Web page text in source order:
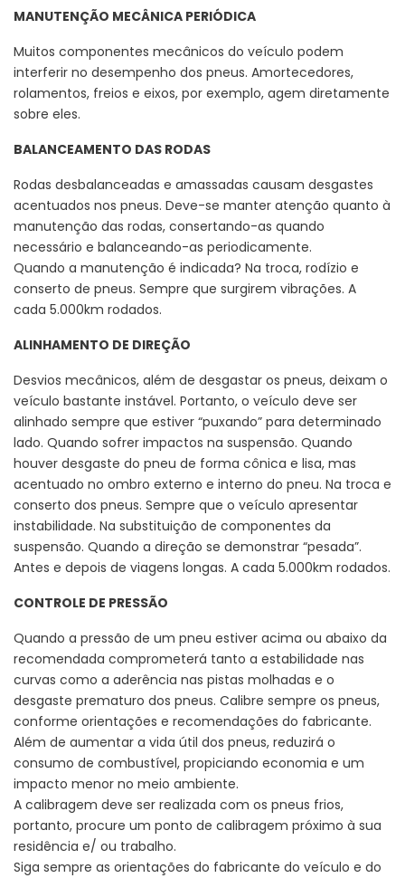
MANUTENÇÃO MECÂNICA PERIÓDICA
Muitos componentes mecânicos do veículo podem
interferir no desempenho dos pneus. Amortecedores,
rolamentos, freios e eixos, por exemplo, agem diretamente
sobre eles.
BALANCEAMENTO DAS RODAS
Rodas desbalanceadas e amassadas causam desgastes
acentuados nos pneus. Deve-se manter atenção quanto à
manutenção das rodas, consertando-as quando
necessário e balanceando-as periodicamente.
Quando a manutenção é indicada? Na troca, rodízio e
conserto de pneus. Sempre que surgirem vibrações. A
cada 5.000km rodados.
ALINHAMENTO DE DIREÇÃO
Desvios mecânicos, além de desgastar os pneus, deixam o
veículo bastante instável. Portanto, o veículo deve ser
alinhado sempre que estiver “puxando” para determinado
lado. Quando sofrer impactos na suspensão. Quando
houver desgaste do pneu de forma cônica e lisa, mas
acentuado no ombro externo e interno do pneu. Na troca e
conserto dos pneus. Sempre que o veículo apresentar
instabilidade. Na substituição de componentes da
suspensão. Quando a direção se demonstrar “pesada”.
Antes e depois de viagens longas. A cada 5.000km rodados.
CONTROLE DE PRESSÃO
Quando a pressão de um pneu estiver acima ou abaixo da
recomendada comprometerá tanto a estabilidade nas
curvas como a aderência nas pistas molhadas e o
desgaste prematuro dos pneus. Calibre sempre os pneus,
conforme orientações e recomendações do fabricante.
Além de aumentar a vida útil dos pneus, reduzirá o
consumo de combustível, propiciando economia e um
impacto menor no meio ambiente.
A calibragem deve ser realizada com os pneus frios,
portanto, procure um ponto de calibragem próximo à sua
residência e/ ou trabalho.
Siga sempre as orientações do fabricante do veículo e do